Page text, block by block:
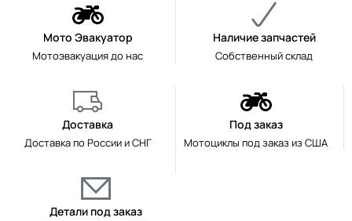
Мото Эвакуатор
Мотоэвакуация до нас
Наличие запчастей
Собственный склад
Доставка
Доставка по России и СНГ
Под заказ
Мотоциклы под заказ из США
Детали под заказ